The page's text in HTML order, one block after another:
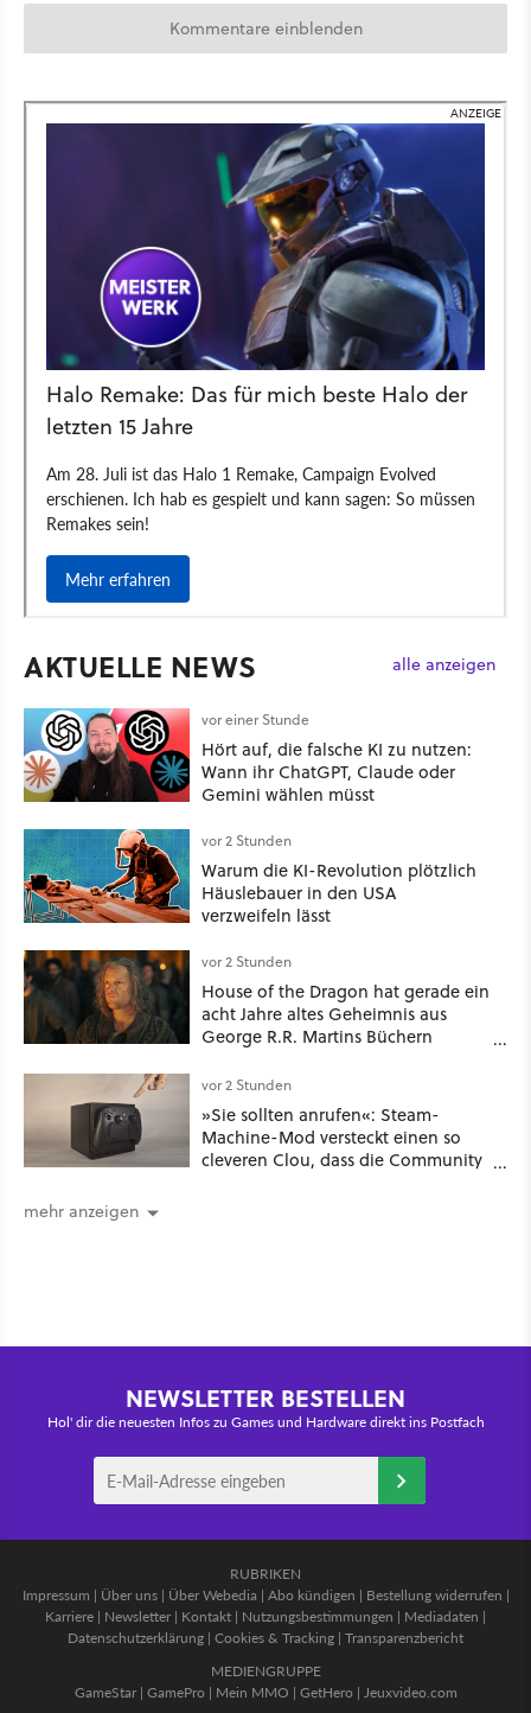
Kommentare einblenden
AKTUELLE NEWS alle anzeigen
vor einer Stunde
Hört auf, die falsche KI zu nutzen:
Wann ihr ChatGPT, Claude oder
Gemini wählen müsst
vor 2 Stunden
Warum die KI-Revolution plötzlich
Häuslebauer in den USA
verzweifeln lässt
vor 2 Stunden
House of the Dragon hat gerade ein
acht Jahre altes Geheimnis aus
George R.R. Martins Büchern
vor 2 Stunden
»Sie sollten anrufen«: Steam-
Machine-Mod versteckt einen so
cleveren Clou, dass die Community
mehr anzeigen
NEWSLETTER BESTELLEN
Hol' dir die neuesten Infos zu Games und Hardware direkt ins Postfach
RUBRIKEN
Impressum | Über uns| Über Webedia | Abo kündigen | Bestellung widerrufen |
Karriere | Newsletter | Kontakt | Nutzungsbestimmungen | Mediadaten |
Datenschutzerklärung | Cookies & Tracking | Transparenzbericht
MEDIENGRUPPE
GameStar| GamePro | Mein MMO | GetHero | Jeuxvideo.com